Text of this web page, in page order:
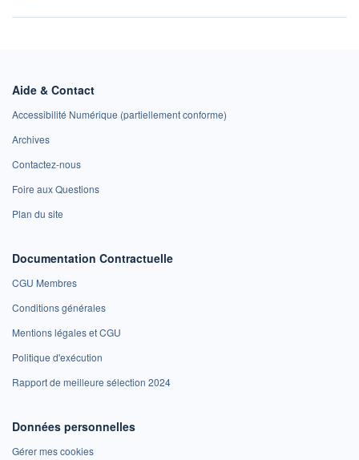
Aide & Contact
Accessibilité Numérique (partiellement conforme)
Archives
Contactez-nous
Foire aux Questions
Plan du site
Documentation Contractuelle
CGU Membres
Conditions générales
Mentions légales et CGU
Politique d'exécution
Rapport de meilleure sélection 2024
Données personnelles
Gérer mes cookies